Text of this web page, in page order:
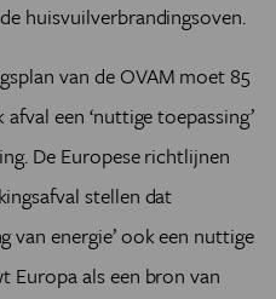
huisvuilverbrandingsoven.
van de OVAM moet 85
een ‘nuttige toepassing’
De Europese richtlijnen
stellen dat
van energie’ ook een nuttige
Europa als een bron van